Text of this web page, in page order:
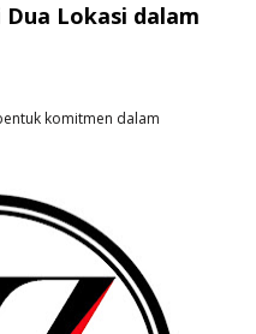
Lokasi dalam
komitmen dalam